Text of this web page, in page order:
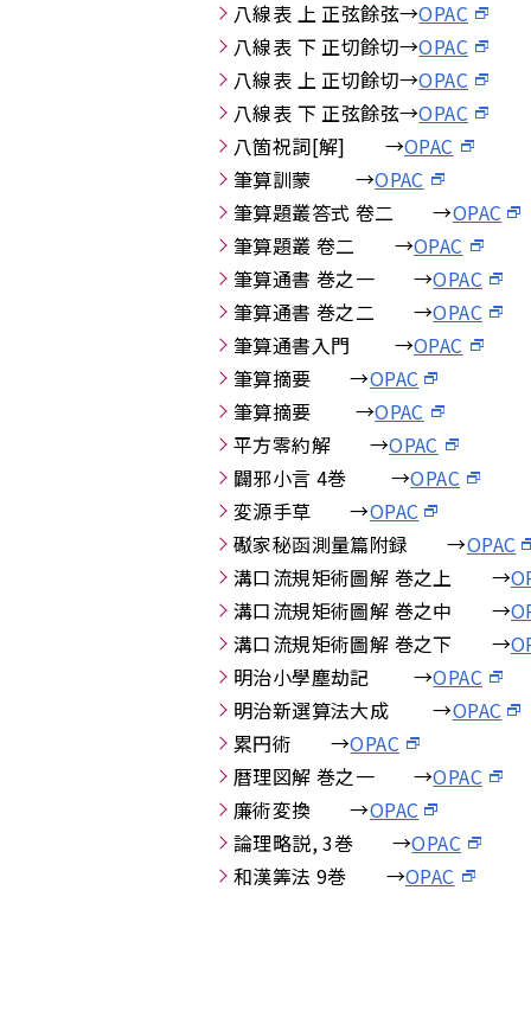
八線表 上 正弦餘弦→OPAC
八線表 下 正切餘切→OPAC
八線表 上 正切餘切→OPAC
八線表 下 正弦餘弦→OPAC
八箇祝詞[解] →OPAC
筆算訓蒙 →OPAC
筆算題叢答式 卷二 →OPAC
筆算題叢 卷二 →OPAC
筆算通書 巻之一 →OPAC
筆算通書 巻之二 →OPAC
筆算通書入門 →OPAC
筆算摘要 →OPAC
筆算摘要 →OPAC
平方零約解 →OPAC
闢邪小言 4巻 →OPAC
変源手草 →OPAC
礟家秘函測量篇附録 →OPAC
溝口流規矩術圖解 巻之上 →
溝口流規矩術圖解 巻之中 →
溝口流規矩術圖解 巻之下 →
明治小學塵劫記 →OPAC
明治新選算法大成 →OPAC
累円術 →OPAC
暦理図解 巻之一 →OPAC
廉術変換 →OPAC
論理略説, 3巻 →OPAC
和漢筭法 9巻 →OPAC